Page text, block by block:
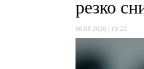
резко
06.08.2026 | 19:22